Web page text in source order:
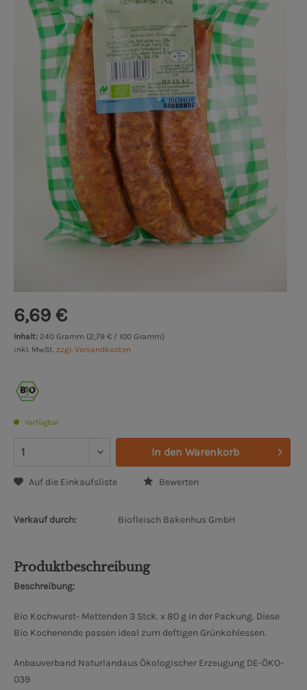
6,69 €
Inhalt: 240 Gramm (2,79 € / 100 Gramm)
inkl. MwSt. zzgl. Versandkosten
Verfügbar
In den Warenkorb
Auf die Einkaufsliste Bewerten
Verkauf durch: Biofleisch Bakenhus GmbH
Produktbeschreibung
Beschreibung:
Bio Kochwurst- Mettenden 3 Stck. x 80 g in der Packung. Diese
Bio Kochenende passen ideal zum deftigen Grünkohlessen.
Anbauverband Naturlandaus Ökologischer Erzeugung DE-ÖKO-
039